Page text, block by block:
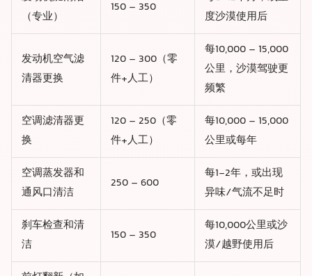
（专业）
150 – 350
度沙漠使用后
发动机空气滤
清器更换
120 – 300（零
件+人工）
每10,000 – 15,000
公里，沙漠驾驶更
频繁
空调滤清器更
换
120 – 250（零
件+人工）
每10,000 – 15,000
公里或每年
空调蒸发器和
通风口清洁
250 – 600
每1-2年，或出现
异味/气流不足时
刹车检查和清
洁
150 – 350
每10,000公里或沙
漠/越野使用后